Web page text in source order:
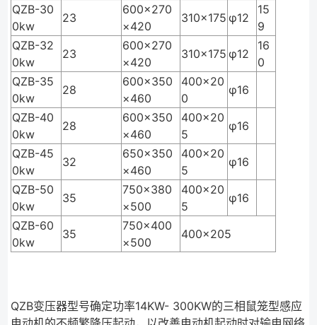
QZB-30
0kw
23
600×270
×420
310×175 φ12
15
9
QZB-32
0kw
23
600×270
×420
310×175 φ12
16
0
QZB-35
0kw
28
600×350
×460
400×20
0
φ16
QZB-40
0kw
28
600×350
×460
400×20
5
φ16
QZB-45
0kw
32
650×350
×460
400×20
5
φ16
QZB-50
0kw
35
750×380
×500
400×20
5
φ16
QZB-60
0kw
35
750×400
×500
400×205
QZB变压器型号确定功率14KW- 300KW的三相鼠笼型感应